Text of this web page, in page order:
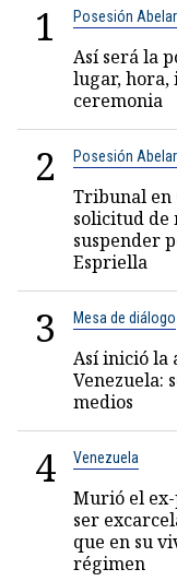
1 Posesión
Así será la
lugar, hora,
ceremonia
2 Posesión
Tribunal en
solicitud de
suspender
Espriella
3 Mesa de diálogo
Así inició la
Venezuela:
medios
4 Venezuela
Murió el
ser
que en su
régimen